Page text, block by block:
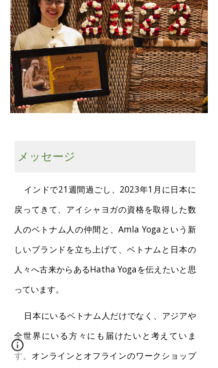
メッセージ
インドで21週間過ごし、2023年1月に日本に
戻ってきて、アイシャヨガの資格を取得した数
人のベトナム人の仲間と、Amla Yogaという新
しいブランドを立ち上げて、ベトナムと日本の
人々へ古来からあるHatha Yogaを伝えたいと思
っています。
日本にいるベトナム人だけでなく、アジアや
全世界にいる方々にも届けたいと考えていま
す。オンラインとオフラインのワークショップ